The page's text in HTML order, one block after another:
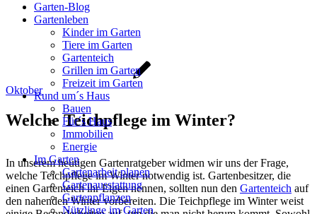
Garten-Blog
Gartenleben
Kinder im Garten
Tiere im Garten
Gartenteich
Grillen im Garten
Freizeit im Garten
Rund um´s Haus
Bauen
Für´s Haus
Immobilien
Energie
Im Garten
Gartenarbeit planen
Gartenausstattung
Gartenpflanzen
Nützlinge im Garten
Oktober
Welche Teichpflege im Winter?
In unserem heutigen Gartenratgeber widmen wir uns der Frage,
welche Teichpflege im Winter notwendig ist. Gartenbesitzer, die
einen Gartenteich ihr Eigen nennen, sollten nun den Gartenteich auf
den nahenden Winter vorbereiten. Die Teichpflege im Winter weist